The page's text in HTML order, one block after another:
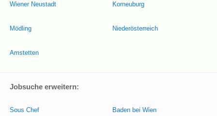
Wiener Neustadt
Mödling
Amstetten
Korneuburg
Niederösterreich
Jobsuche erweitern:
Sous Chef Baden bei Wien